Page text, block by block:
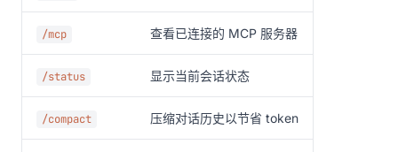
/mcp 查看已连接的 MCP 服务器
/status 显示当前会话状态
/compact 压缩对话历史以节省 token